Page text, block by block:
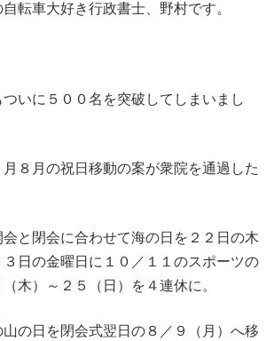
転車大好き行政書士、野村です。
いに５００名を突破してしまいまし
８月の祝日移動の案が衆院を通過した
と閉会に合わせて海の日を２２日の木
日の金曜日に１０／１１のスポーツの
木）～２５（日）を４連休に。
の日を閉会式翌日の８／９（月）へ移